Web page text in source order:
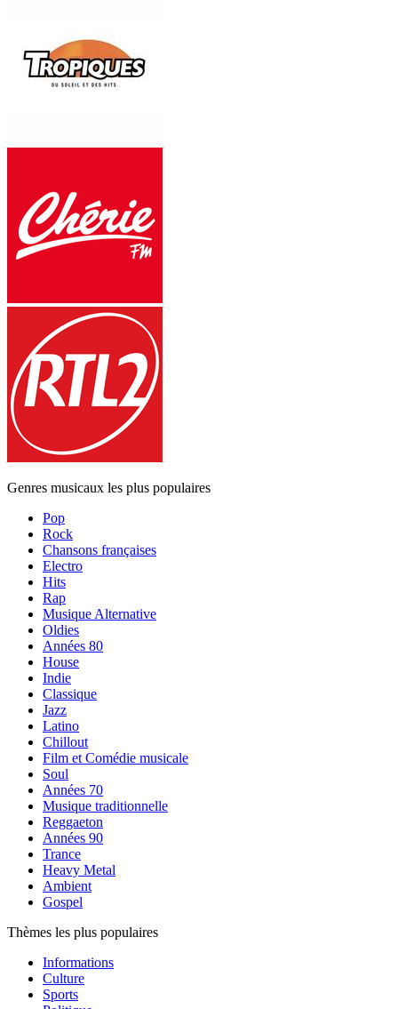
Genres musicaux les plus populaires
Pop
Rock
Chansons françaises
Electro
Hits
Rap
Musique Alternative
Oldies
Années 80
House
Indie
Classique
Jazz
Latino
Chillout
Film et Comédie musicale
Soul
Années 70
Musique traditionnelle
Reggaeton
Années 90
Trance
Heavy Metal
Ambient
Gospel
Thèmes les plus populaires
Informations
Culture
Sports